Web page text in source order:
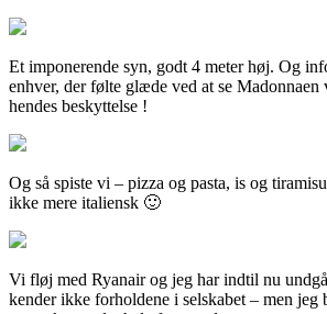
Et imponerende syn, godt 4 meter høj. Og
enhver, der følte glæde ved at se Madonnaen
hendes beskyttelse !
Og så spiste vi – pizza og pasta, is og
ikke mere italiensk 🙂
Vi fløj med Ryanair og jeg har indtil nu
kender ikke forholdene i selskabet – men jeg